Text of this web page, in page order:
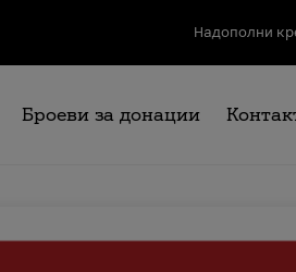
Надополни
Броеви за донации